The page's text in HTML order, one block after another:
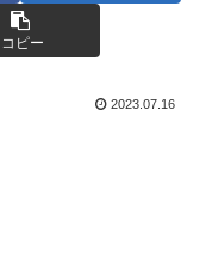
コピー
2023.07.16